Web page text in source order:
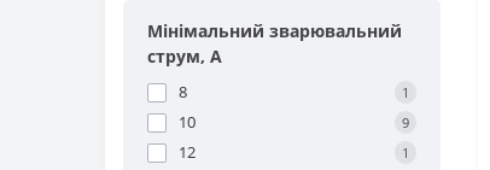
Мінімальний зварювальний
струм, А
8 1
10 9
12 1